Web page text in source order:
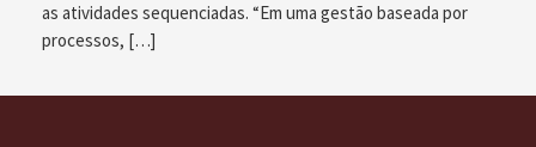
as atividades sequenciadas. “Em uma gestão baseada por
processos, […]